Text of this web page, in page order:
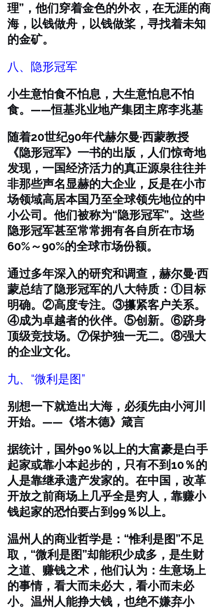
理”，他们穿着金色的外衣，在无涯的商
海，以钱做舟，以钱做桨，寻找着未知
的金矿。
八、隐形冠军
小生意怕食不怕息，大生意怕息不怕
食。——恒基兆业地产集团主席李兆基
随着20世纪90年代赫尔曼·西蒙教授
《隐形冠军》一书的出版，人们惊奇地
发现，一国经济活力的真正源泉往往并
非那些声名显赫的大企业，反是在小市
场领域高居本国乃至全球领先地位的中
小公司。他们被称为“隐形冠军”。这些
隐形冠军甚至常常拥有各自所在市场
60%～90%的全球市场份额。
通过多年深入的研究和调查，赫尔曼·西
蒙总结了隐形冠军的八大特质：①目标
明确。②高度专注。③攥紧客户关系。
④成为卓越者的伙伴。⑤创新。⑥跻身
顶级竞技场。⑦保护独一无二。⑧强大
的企业文化。
九、“微利是图”
别想一下就造出大海，必须先由小河川
开始。——《塔木德》箴言
据统计，国外90％以上的大富豪是白手
起家或靠小本起步的，只有不到10％的
人是靠继承遗产发家的。在中国，改革
开放之前商场上几乎全是穷人，靠赚小
钱起家的恐怕要占到99％以上。
温州人的商业哲学是：“惟利是图”不足
取，“微利是图”却能积少成多，是生财
之道、赚钱之术，他们认为：生意场上
的事情，看大而未必大，看小而未必
小。温州人能挣大钱，也绝不嫌弃小